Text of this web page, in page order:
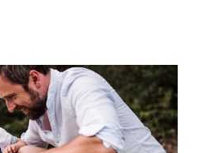
Penyusunan Cerita Rakyat
Nilai Agama dan
cerita rakyat adalah
Cerita rakyat dapat